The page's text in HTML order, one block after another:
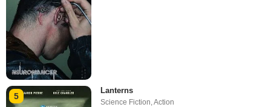
5
Lanterns
Science Fiction,Action